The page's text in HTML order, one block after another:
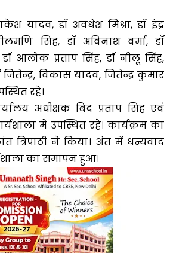
यादव, डॉ अवधेश मिश्रा, डॉ इंद्र
सिंह, डॉ अविनाश वर्मा, डॉ
आलोक प्रताप सिंह, डॉ नीलू सिंह,
विकास यादव, जितेन्द्र कुमार
रहे।
अधीक्षक बिंद प्रताप सिंह एवं
में उपस्थित रहे। कार्यक्रम का
त्रिपाठी ने किया। अंत में धन्यवाद
का समापन हुआ।